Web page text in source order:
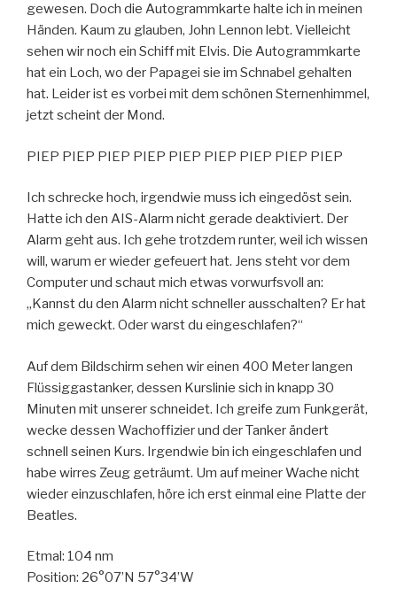
gewesen. Doch die Autogrammkarte halte ich in meinen
Händen. Kaum zu glauben, John Lennon lebt. Vielleicht
sehen wir noch ein Schiff mit Elvis. Die Autogrammkarte
hat ein Loch, wo der Papagei sie im Schnabel gehalten
hat. Leider ist es vorbei mit dem schönen Sternenhimmel,
jetzt scheint der Mond.
PIEP PIEP PIEP PIEP PIEP PIEP PIEP PIEP PIEP
Ich schrecke hoch, irgendwie muss ich eingedöst sein.
Hatte ich den AIS-Alarm nicht gerade deaktiviert. Der
Alarm geht aus. Ich gehe trotzdem runter, weil ich wissen
will, warum er wieder gefeuert hat. Jens steht vor dem
Computer und schaut mich etwas vorwurfsvoll an:
„Kannst du den Alarm nicht schneller ausschalten? Er hat
mich geweckt. Oder warst du eingeschlafen?“
Auf dem Bildschirm sehen wir einen 400 Meter langen
Flüssiggastanker, dessen Kurslinie sich in knapp 30
Minuten mit unserer schneidet. Ich greife zum Funkgerät,
wecke dessen Wachoffizier und der Tanker ändert
schnell seinen Kurs. Irgendwie bin ich eingeschlafen und
habe wirres Zeug geträumt. Um auf meiner Wache nicht
wieder einzuschlafen, höre ich erst einmal eine Platte der
Beatles.
Etmal: 104 nm
Position: 26°07’N 57°34’W